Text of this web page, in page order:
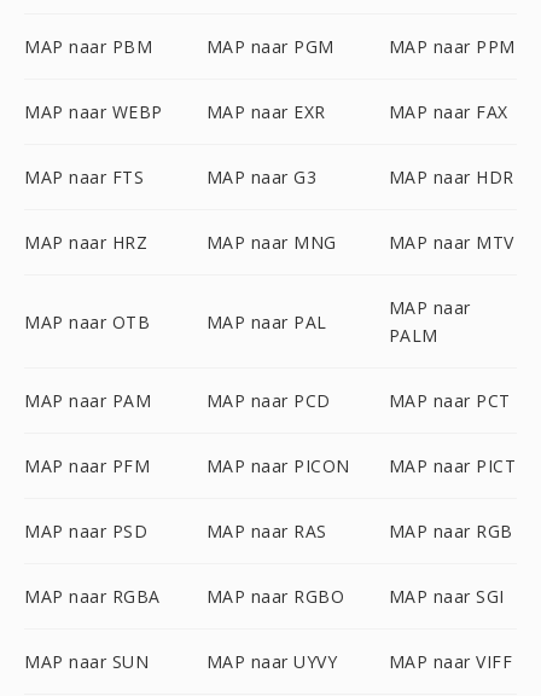
MAP naar PBM MAP naar PGM MAP naar PPM
MAP naar WEBP MAP naar EXR MAP naar FAX
MAP naar FTS MAP naar G3 MAP naar HDR
MAP naar HRZ MAP naar MNG MAP naar MTV
MAP naar OTB MAP naar PAL
MAP naar
PALM
MAP naar PAM MAP naar PCD MAP naar PCT
MAP naar PFM MAP naar PICON MAP naar PICT
MAP naar PSD MAP naar RAS MAP naar RGB
MAP naar RGBA MAP naar RGBO MAP naar SGI
MAP naar SUN MAP naar UYVY MAP naar VIFF